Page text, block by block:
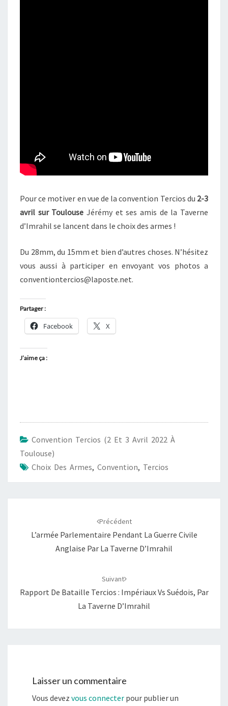
Pour ce motiver en vue de la convention Tercios du 2-3
avril sur Toulouse Jérémy et ses amis de la Taverne
d’Imrahil se lancent dans le choix des armes !
Du 28mm, du 15mm et bien d’autres choses. N’hésitez
vous aussi à participer en envoyant vos photos a
conventiontercios@laposte.net.
Partager :
Facebook X
J’aime ça :
Convention Tercios (2 Et 3 Avril 2022 À
Toulouse)
Choix Des Armes, Convention, Tercios
Précédent
L’armée Parlementaire Pendant La Guerre Civile
Anglaise Par La Taverne D’Imrahil
Suivant
Rapport De Bataille Tercios : Impériaux Vs Suédois, Par
La Taverne D’Imrahil
Laisser un commentaire
Vous devez vous connecter pour publier un